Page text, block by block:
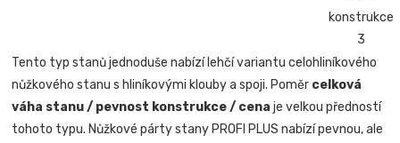
Tento typ stanů jednoduše nabízí lehčí variantu celohliníkového
nůžkového stanu s hliníkovými klouby a spoji. Poměr celková
váha stanu / pevnost konstrukce / cenaje velkou předností
tohoto typu. Nůžkové párty stany PROFI PLUS nabízí pevnou, ale